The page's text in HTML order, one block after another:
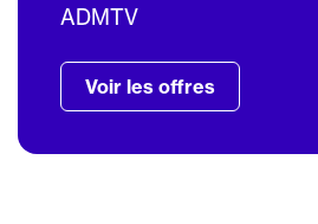
ADMTV
Voir les offres